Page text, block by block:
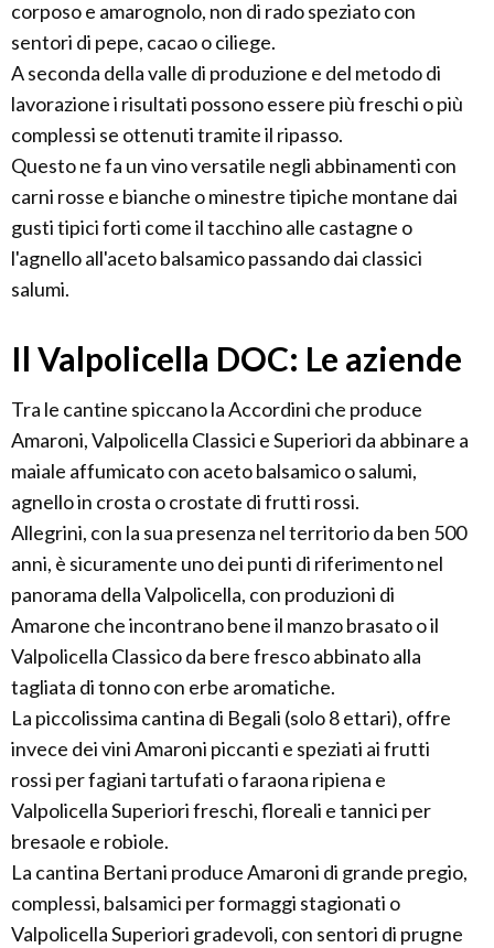
corposo e amarognolo, non di rado speziato con
sentori di pepe, cacao o ciliege.
A seconda della valle di produzione e del metodo di
lavorazione i risultati possono essere più freschi o più
complessi se ottenuti tramite il ripasso.
Questo ne fa un vino versatile negli abbinamenti con
carni rosse e bianche o minestre tipiche montane dai
gusti tipici forti come il tacchino alle castagne o
l'agnello all'aceto balsamico passando dai classici
salumi.
Il Valpolicella DOC: Le aziende
Tra le cantine spiccano la Accordini che produce
Amaroni, Valpolicella Classici e Superiori da abbinare a
maiale affumicato con aceto balsamico o salumi,
agnello in crosta o crostate di frutti rossi.
Allegrini, con la sua presenza nel territorio da ben 500
anni, è sicuramente uno dei punti di riferimento nel
panorama della Valpolicella, con produzioni di
Amarone che incontrano bene il manzo brasato o il
Valpolicella Classico da bere fresco abbinato alla
tagliata di tonno con erbe aromatiche.
La piccolissima cantina di Begali (solo 8 ettari), offre
invece dei vini Amaroni piccanti e speziati ai frutti
rossi per fagiani tartufati o faraona ripiena e
Valpolicella Superiori freschi, floreali e tannici per
bresaole e robiole.
La cantina Bertani produce Amaroni di grande pregio,
complessi, balsamici per formaggi stagionati o
Valpolicella Superiori gradevoli, con sentori di prugne